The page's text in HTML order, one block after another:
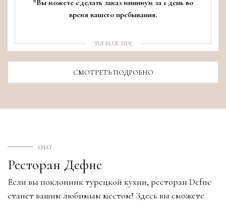
*Вы можете сделать заказ минимум за 1 день во
время вашего пребывания.
TUI BLUE SIDE
СМОТРЕТЬ ПОДРОБНО
010
Ресторан Дефне
Если вы поклонник турецкой кухни, ресторан Defne
станет вашим любимым местом! Здесь вы сможете